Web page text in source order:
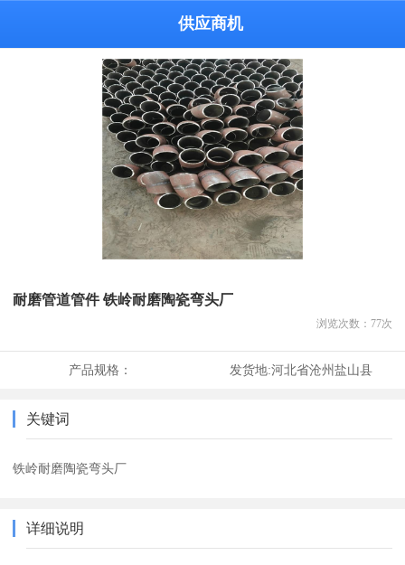
供应商机
耐磨管道管件 铁岭耐磨陶瓷弯头厂
浏览次数： 77次
产品规格： 发货地:河北省沧州盐山县
关键词
铁岭耐磨陶瓷弯头厂
详细说明